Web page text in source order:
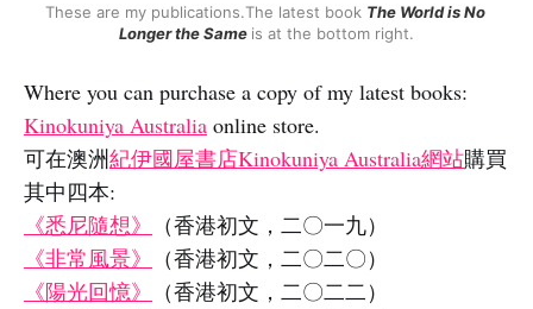
These are my publications.The latest book The World is No
Longer the Same is at the bottom right.
Where you can purchase a copy of my latest books:
Kinokuniya Australia online store.
可在澳洲紀伊國屋書店Kinokuniya Australia網站購買
其中四本:
《悉尼隨想》
（香港初文，二〇一九）
《非常風景》
（香港初文，二〇二〇）
《陽光回憶》
（香港初文，二〇二二）